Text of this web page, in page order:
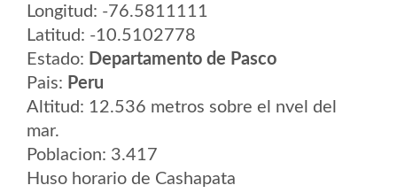
Longitud: -76.5811111
Latitud: -10.5102778
Estado: Departamento de Pasco
Pais: Peru
Altitud: 12.536 metros sobre el nvel del
mar.
Poblacion: 3.417
Huso horario de Cashapata